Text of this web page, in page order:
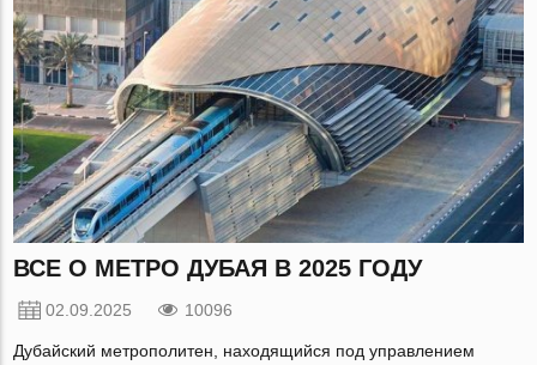
ВСЕ О МЕТРО ДУБАЯ В 2025 ГОДУ
02.09.2025 10096
Дубайский метрополитен, находящийся под управлением